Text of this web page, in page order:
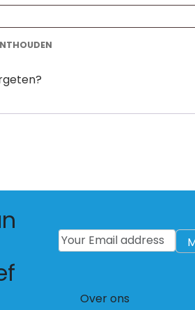
Your Email address
Over ons